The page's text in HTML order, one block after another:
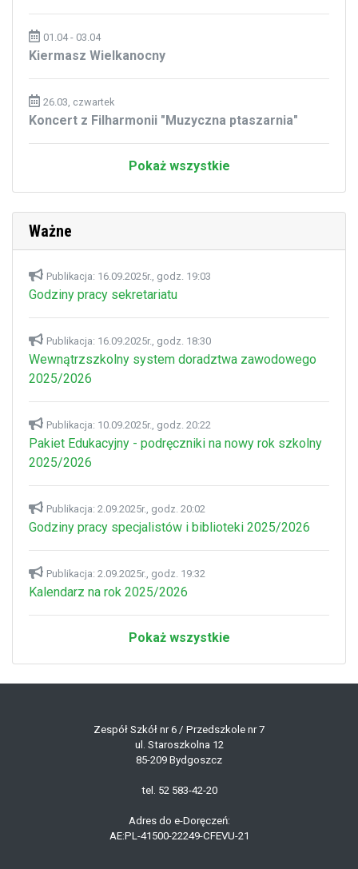
01.04 - 03.04
Kiermasz Wielkanocny
26.03, czwartek
Koncert z Filharmonii "Muzyczna ptaszarnia"
Pokaż wszystkie
Ważne
Publikacja: 16.09.2025r., godz. 19:03
Godziny pracy sekretariatu
Publikacja: 16.09.2025r., godz. 18:30
Wewnątrzszkolny system doradztwa zawodowego
2025/2026
Publikacja: 10.09.2025r., godz. 20:22
Pakiet Edukacyjny - podręczniki na nowy rok szkolny
2025/2026
Publikacja: 2.09.2025r., godz. 20:02
Godziny pracy specjalistów i biblioteki 2025/2026
Publikacja: 2.09.2025r., godz. 19:32
Kalendarz na rok 2025/2026
Pokaż wszystkie
Zespół Szkół nr 6 / Przedszkole nr 7
ul. Staroszkolna 12
85-209 Bydgoszcz
tel. 52 583-42-20
Adres do e-Doręczeń:
AE:PL-41500-22249-CFEVU-21